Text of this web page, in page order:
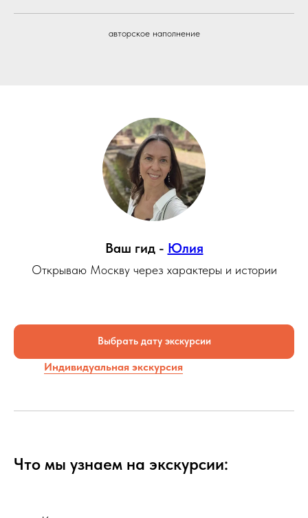
авторское наполнение
Ваш гид - Юлия
Открываю Москву через характеры и истории
Выбрать дату экскурсии
Индивидуальная экскурсия
Что мы узнаем на экскурсии: